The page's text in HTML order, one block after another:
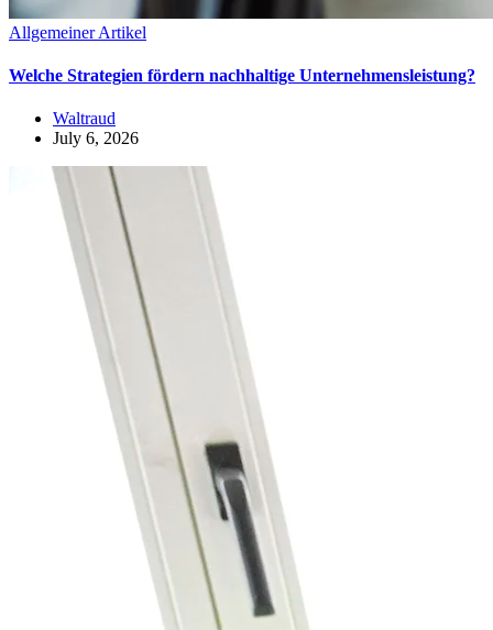
Allgemeiner Artikel
Welche Strategien fördern nachhaltige Unternehmensleistung?
Waltraud
July 6, 2026